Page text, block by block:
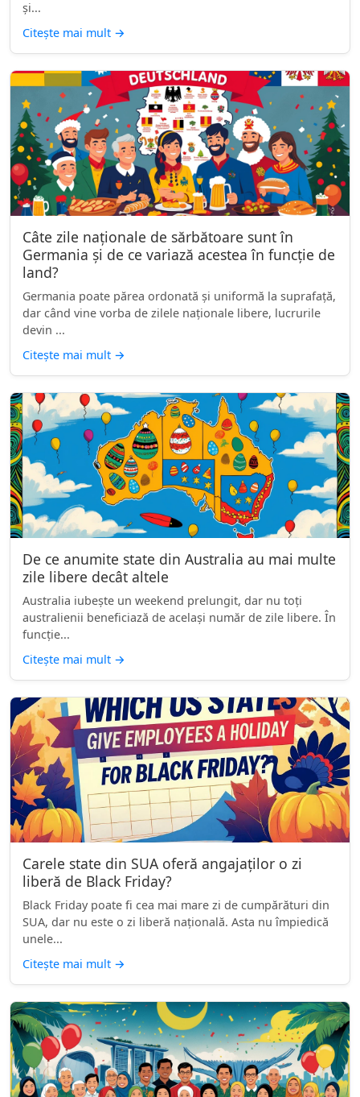
și...
Citește mai mult →
Câte zile naționale de sărbătoare sunt în
Germania și de ce variază acestea în funcție de
land?
Germania poate părea ordonată și uniformă la suprafață,
dar când vine vorba de zilele naționale libere, lucrurile
devin ...
Citește mai mult →
De ce anumite state din Australia au mai multe
zile libere decât altele
Australia iubește un weekend prelungit, dar nu toți
australienii beneficiază de același număr de zile libere. În
funcție...
Citește mai mult →
Carele state din SUA oferă angajaților o zi
liberă de Black Friday?
Black Friday poate fi cea mai mare zi de cumpărături din
SUA, dar nu este o zi liberă națională. Asta nu împiedică
unele...
Citește mai mult →